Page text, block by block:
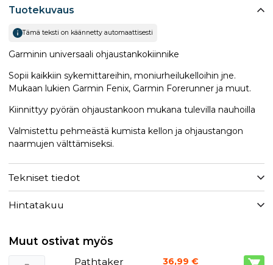
Tuotekuvaus
Tämä teksti on käännetty automaattisesti
Garminin universaali ohjaustankokiinnike
Sopii kaikkiin sykemittareihin, moniurheilukelloihin jne.
Mukaan lukien Garmin Fenix, Garmin Forerunner ja muut.
Kiinnittyy pyörän ohjaustankoon mukana tulevilla nauhoilla
Valmistettu pehmeästä kumista kellon ja ohjaustangon
naarmujen välttämiseksi.
Tekniset tiedot
Hintatakuu
Muut ostivat myös
Pathtaker 36,99 €